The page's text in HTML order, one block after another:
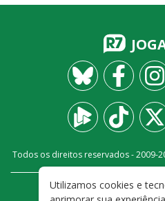
Todos os direitos reservados - 2009-
FALE
Utilizamos cookies e